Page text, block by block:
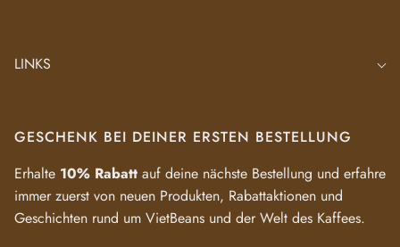
LINKS
GESCHENK BEI DEINER ERSTEN BESTELLUNG
Erhalte 10% Rabatt auf deine nächste Bestellung und erfahre
immer zuerst von neuen Produkten, Rabattaktionen und
Geschichten rund um VietBeans und der Welt des Kaffees.